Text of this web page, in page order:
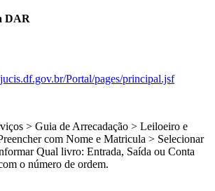
DAR
Portal/pages/principal.jsf
> Guia de Arrecadação > Leiloeiro e
com Nome e Matricula > Selecionar
Qual livro: Entrada, Saída ou Conta
o número de ordem.